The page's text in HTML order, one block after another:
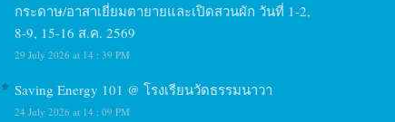
กระดาษ/อาสาเยี่ยมตายายและเปิดสวนผัก วันที่ 1-2,
8-9, 15-16 ส.ค. 2569
29 July 2026 at 14 : 39 PM
Saving Energy 101 @ โรงเรียนวัดธรรมนาวา
24 July 2026 at 14 : 09 PM